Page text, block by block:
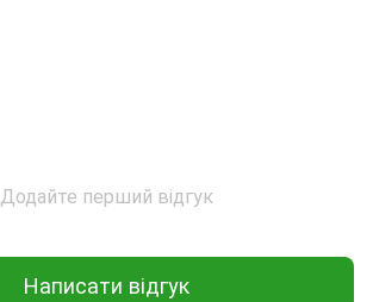
Додайте перший відгук
Написати відгук